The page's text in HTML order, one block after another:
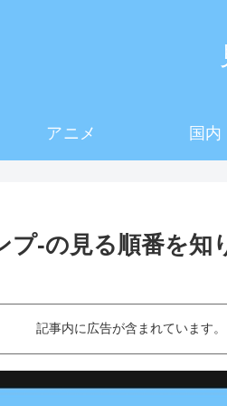
アニメ 国内
プ-の見る順番を知
記事内に広告が含まれています。